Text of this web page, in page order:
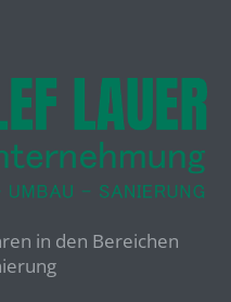
in den Bereichen